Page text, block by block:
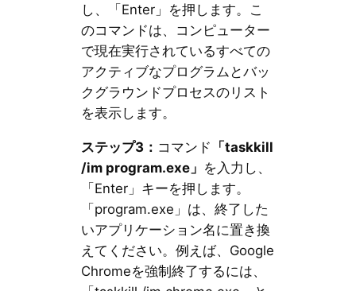
し、「Enter」を押します。こ
のコマンドは、コンピューター
で現在実行されているすべての
アクティブなプログラムとバッ
クグラウンドプロセスのリスト
を表示します。
ステップ3： コマンド 「taskkill
/im program.exe」 を入力し、
「Enter」キーを押します。
「program.exe」は、終了した
いアプリケーション名に置き換
えてください。例えば、Google
Chromeを強制終了するには、